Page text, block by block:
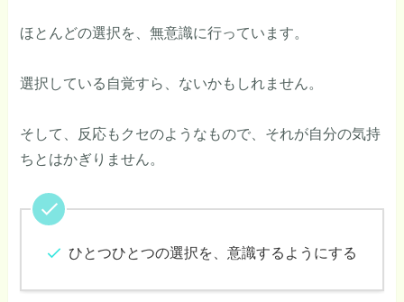
ほとんどの選択を、無意識に行っています。
選択している自覚すら、ないかもしれません。
そして、反応もクセのようなもので、それが自分の気持
ちとはかぎりません。
ひとつひとつの選択を、意識するようにする